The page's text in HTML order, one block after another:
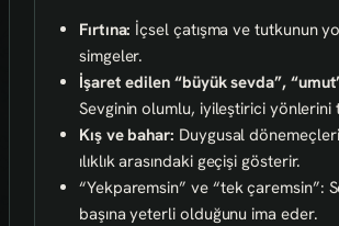
Fırtına: İçsel çatışma ve tutkunun
simgeler.
İşaret edilen “büyük sevda”,
Sevginin olumlu, iyileştirici yönlerini
Kış ve bahar: Duygusal
ılıklık arasındaki geçişi gösterir.
“Yekparemsin” ve “tek çaremsin”:
başına yeterli olduğunu ima eder.